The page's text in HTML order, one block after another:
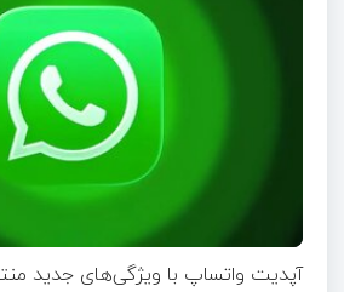
آپدیت‌ واتساپ با ویژگی‌های جدید